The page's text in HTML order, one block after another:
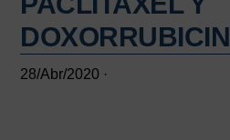
28/Abr/2020 ·